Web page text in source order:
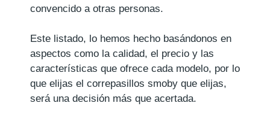
convencido a otras personas.
Este listado, lo hemos hecho basándonos en
aspectos como la calidad, el precio y las
características que ofrece cada modelo, por lo
que elijas el correpasillos smoby que elijas,
será una decisión más que acertada.